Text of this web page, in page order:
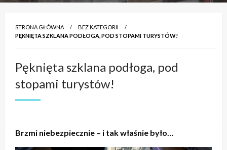
STRONA GŁÓWNA
BEZ KATEGORII
PĘKNIĘTA SZKLANA PODŁOGA, POD STOPAMI TURYSTÓW!
Pęknięta szklana podłoga, pod
stopami turystów!
Brzmi niebezpiecznie – i tak właśnie było…